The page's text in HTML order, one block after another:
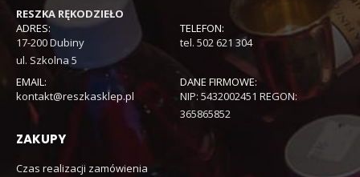
RESZKA RĘKODZIEŁO
ADRES:
17-200 Dubiny
ul. Szkolna 5
TELEFON:
tel. 502 621 304
EMAIL:
kontakt@reszkasklep.pl
DANE FIRMOWE:
NIP: 5432002451 REGON:
365865852
ZAKUPY
Czas realizacji zamówienia